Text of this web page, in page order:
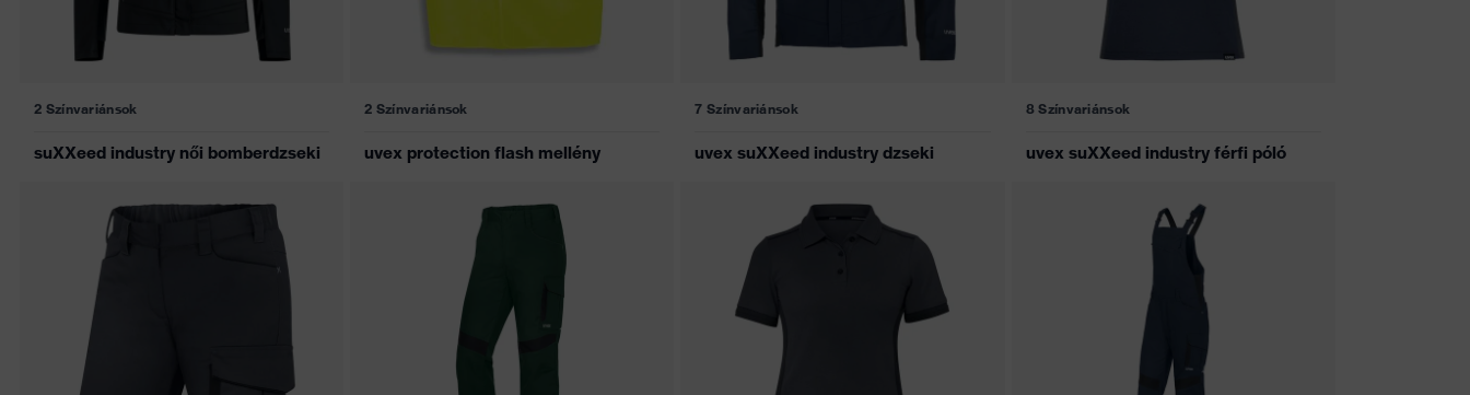
2 Színvariánsok
suXXeed industry női bomberdzseki
2 Színvariánsok
uvex protection flash mellény
7 Színvariánsok
uvex suXXeed industry dzseki
8 Színvariánsok
uvex suXXeed industry férfi póló